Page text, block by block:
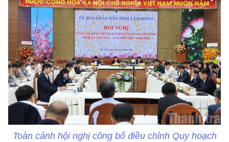
Toàn cảnh hội nghị công bố điều chỉnh Quy hoạch